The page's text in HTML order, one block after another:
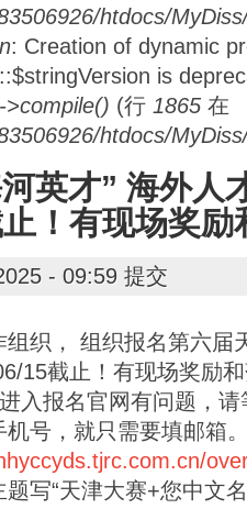
htdocs/
: Creation of dynamic
is
>compile() (行 1865 在
htdocs/
英才” 海外人
！有现场奖励
- 09:59 提交
织， 组织报名第六届
15截止！有现场奖励
入报名官网有问题，
号，就只需要填邮箱
写“天津大赛+您中文